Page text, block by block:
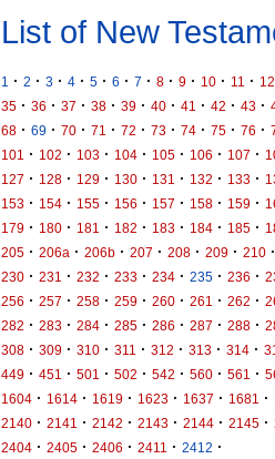
List of New
1 · 2 · 3 · 4 · 5 · 6 · 7 · 8 · 9 · 10 · 11 · 12
35 · 36 · 37 · 38 · 39 · 40 · 41 · 42 · 43 ·
68 · 69 · 70 · 71 · 72 · 73 · 74 · 75 · 76 ·
101
· 102 · 103 · 104 · 105 · 106 · 107 ·
127 · 128 · 129 · 130 · 131 · 132 · 133 ·
153 · 154 · 155 · 156 · 157 · 158 · 159 ·
179 · 180 · 181 · 182 · 183 · 184 · 185 ·
205 · 206a · 206b · 207 · 208 · 209 · 210 ·
230 · 231 · 232 · 233 · 234 · 235 · 236 ·
256 · 257 · 258 · 259 · 260 · 261 · 262 ·
282 · 283 · 284 · 285 · 286 · 287 · 288 ·
308 · 309 · 310 · 311 · 312 · 313 · 314 ·
449 · 451 · 501 · 502 · 542 · 560 · 561 ·
1604 · 1614 · 1619 · 1623 · 1637 · 1681 ·
2140 · 2141 · 2142 · 2143 · 2144 · 2145 ·
2404 · 2405 · 2406 · 2411 · 2412 ·